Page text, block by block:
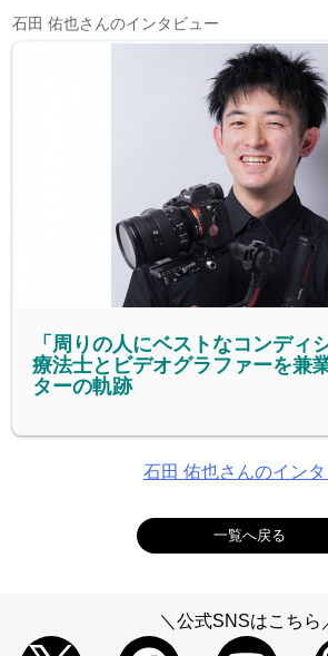
石田 佑也さんのインタビュー
「周りの人にベストなコンディ
療法士とビデオグラファーを兼
ターの軌跡
石田 佑也さんのイン
一覧へ戻る
＼公式SNSはこちら